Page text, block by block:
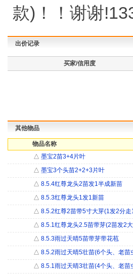
款)！！谢谢
出价记录
买家/信用度
其他物品
物品名称
△ 墨宝2苗3+4片叶
△ 墨宝3个头苗2+2+3片叶
△ 8.5.4红尊龙头2苗发1半成新苗
△ 8.5.3红尊龙头1发1新苗
△ 8.5.2红尊2苗带5寸大芽(1发2分
△ 8.5.1红尊龙头2.5苗带芽(2苗发2
△ 8.5.3雨过天晴5苗带芽带花苞
△ 8.5.2雨过天晴5壮苗(6个头、老苗
△ 8.5.1雨过天晴3壮苗(4个头、老苗